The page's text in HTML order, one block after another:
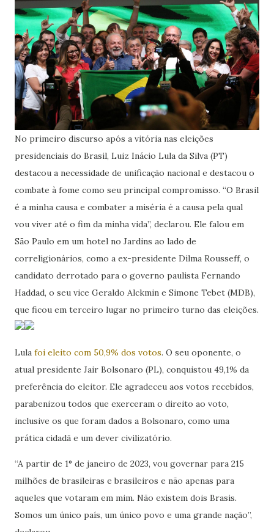
No primeiro discurso após a vitória nas eleições
presidenciais do Brasil, Luiz Inácio Lula da Silva (PT)
destacou a necessidade de unificação nacional e destacou o
combate à fome como seu principal compromisso. “O Brasil
é a minha causa e combater a miséria é a causa pela qual
vou viver até o fim da minha vida”, declarou. Ele falou em
São Paulo em um hotel no Jardins ao lado de
correligionários, como a ex-presidente Dilma Rousseff, o
candidato derrotado para o governo paulista Fernando
Haddad, o seu vice Geraldo Alckmin e Simone Tebet (MDB),
que ficou em terceiro lugar no primeiro turno das eleições.
Lula foi eleito com 50,9% dos votos. O seu oponente, o
atual presidente Jair Bolsonaro (PL), conquistou 49,1% da
preferência do eleitor. Ele agradeceu aos votos recebidos,
parabenizou todos que exerceram o direito ao voto,
inclusive os que foram dados a Bolsonaro, como uma
prática cidadã e um dever civilizatório.
“A partir de 1° de janeiro de 2023, vou governar para 215
milhões de brasileiras e brasileiros e não apenas para
aqueles que votaram em mim. Não existem dois Brasis.
Somos um único país, um único povo e uma grande nação”,